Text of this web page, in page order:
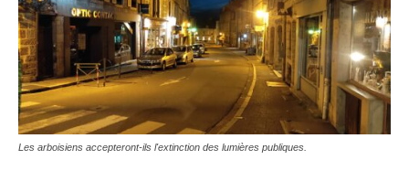
Les arboisiens accepteront-ils l'extinction des lumières publiques.